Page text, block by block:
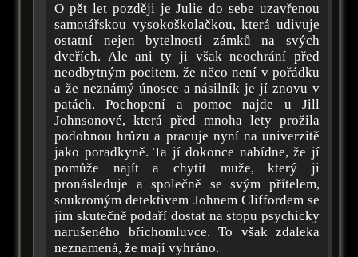
O pět let později je Julie do sebe uzavřenou
samotářskou vysokoškolačkou, která udivuje
ostatní nejen bytelností zámků na svých
dveřích. Ale ani ty ji však neochrání před
neodbytným pocitem, že něco není v pořádku
a že neznámý únosce a násilník je jí znovu v
patách. Pochopení a pomoc najde u Jill
Johnsonové, která před mnoha lety prožila
podobnou hrůzu a pracuje nyní na univerzitě
jako poradkyně. Ta jí dokonce nabídne, že jí
pomůže najít a chytit muže, který ji
pronásleduje a společně se svým přítelem,
soukromým detektivem Johnem Cliffordem se
jim skutečně podaří dostat na stopu psychicky
narušeného břichomluvce. To však zdaleka
neznamená, že mají vyhráno.